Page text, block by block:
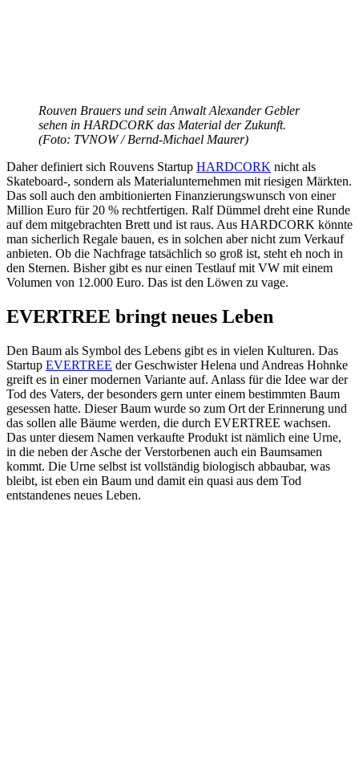
Rouven Brauers und sein Anwalt Alexander Gebler
sehen in HARDCORK das Material der Zukunft.
(Foto: TVNOW / Bernd-Michael Maurer)
Daher definiert sich Rouvens Startup HARDCORK nicht als
Skateboard-, sondern als Materialunternehmen mit riesigen Märkten.
Das soll auch den ambitionierten Finanzierungswunsch von einer
Million Euro für 20 % rechtfertigen. Ralf Dümmel dreht eine Runde
auf dem mitgebrachten Brett und ist raus. Aus HARDCORK könnte
man sicherlich Regale bauen, es in solchen aber nicht zum Verkauf
anbieten. Ob die Nachfrage tatsächlich so groß ist, steht eh noch in
den Sternen. Bisher gibt es nur einen Testlauf mit VW mit einem
Volumen von 12.000 Euro. Das ist den Löwen zu vage.
EVERTREE bringt neues Leben
Den Baum als Symbol des Lebens gibt es in vielen Kulturen. Das
Startup EVERTREE der Geschwister Helena und Andreas Hohnke
greift es in einer modernen Variante auf. Anlass für die Idee war der
Tod des Vaters, der besonders gern unter einem bestimmten Baum
gesessen hatte. Dieser Baum wurde so zum Ort der Erinnerung und
das sollen alle Bäume werden, die durch EVERTREE wachsen.
Das unter diesem Namen verkaufte Produkt ist nämlich eine Urne,
in die neben der Asche der Verstorbenen auch ein Baumsamen
kommt. Die Urne selbst ist vollständig biologisch abbaubar, was
bleibt, ist eben ein Baum und damit ein quasi aus dem Tod
entstandenes neues Leben.